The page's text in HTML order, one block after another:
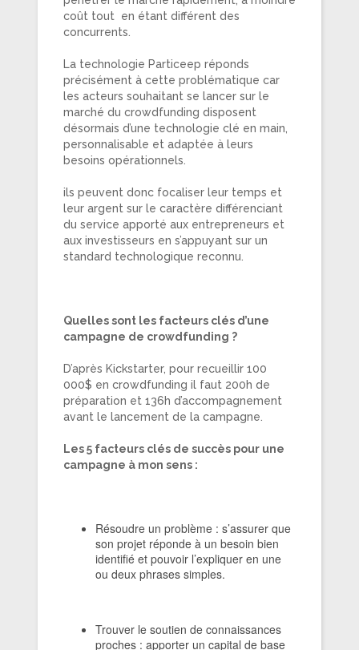
coût tout en étant différent des
concurrents.
La technologie Particeep réponds
précisément à cette problématique car
les acteurs souhaitant se lancer sur le
marché du crowdfunding disposent
désormais d’une technologie clé en main,
personnalisable et adaptée à leurs
besoins opérationnels.
ils peuvent donc focaliser leur temps et
leur argent sur le caractère différenciant
du service apporté aux entrepreneurs et
aux investisseurs en s’appuyant sur un
standard technologique reconnu.
Quelles sont les facteurs clés d’une
campagne de crowdfunding ?
D’après Kickstarter, pour recueillir 100
000$ en crowdfunding il faut 200h de
préparation et 136h d’accompagnement
avant le lancement de la campagne.
Les 5 facteurs clés de succès pour une
campagne à mon sens :
Résoudre un problème : s’assurer que
son projet réponde à un besoin bien
identifié et pouvoir l’expliquer en une
ou deux phrases simples.
Trouver le soutien de connaissances
proches : apporter un capital de base